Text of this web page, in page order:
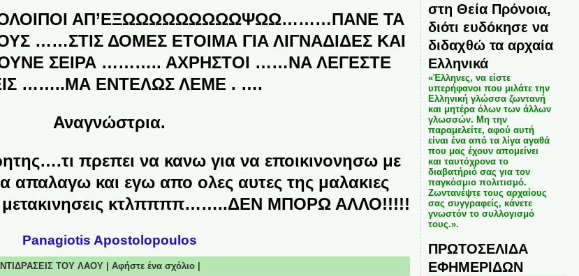
ΑΠ’ΕΞΩΩΩΩΩΩΩΩΩΨΩΩ………ΠΑΝΕ ΤΑ
……ΣΤΙΣ ΔΟΜΕΣ ΕΤΟΙΜΑ ΓΙΑ ΛΙΓΝΑΔΙΔΕΣ ΚΑΙ
ΣΕΙΡΑ ……….. ΑΧΡΗΣΤΟΙ ……ΝΑ ΛΕΓΕΣΤΕ
……..ΜΑ ΕΝΤΕΛΩΣ ΛΕΜΕ . ….
Αναγνώστρια.
πρεπει να κανω για να εποικινονησω με
απαλαγω και εγω απο ολες αυτες της μαλακιες
μετακινησεις κτλππππ……..ΔΕΝ ΜΠΟΡΩ ΑΛΛΟ!!!!!
Panagiotis Apostolopoulos
ΤΟΥ ΛΑΟΥ| Αφήστε ένα σχόλιο|
στη Θεία Πρόνοια,
διότι ευδόκησε να
διδαχθώ τα αρχαία
Ελληνικά
«Έλληνες, να είστε
υπερήφανοι που μιλάτε την
Ελληνική γλώσσα ζωντανή
και μητέρα όλων των άλλων
γλωσσών. Μη την
παραμελείτε, αφού αυτή
είναι ένα από τα λίγα αγαθά
που μας έχουν απομείνει
και ταυτόχρονα το
διαβατήριό σας για τον
παγκόσμιο πολιτισμό.
Ζωντανέψτε τους αρχαίους
σας συγγραφείς, κάνετε
γνωστόν το συλλογισμό
τους.».
ΠΡΩΤΟΣΕΛΙΔΑ
ΕΦΗΜΕΡΙΔΩΝ